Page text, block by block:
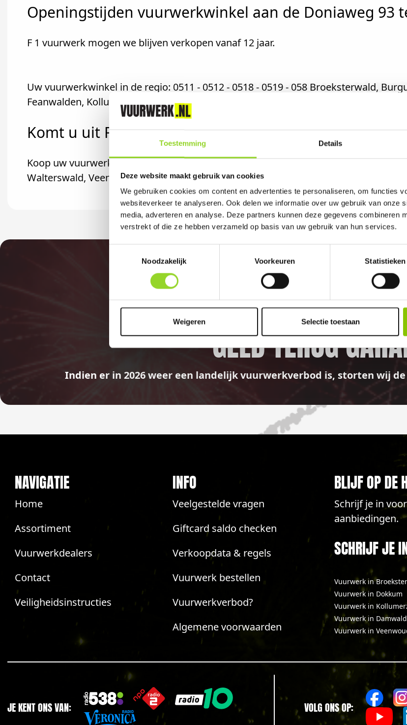
Toestemming Details
Deze website maakt gebruik van cookies
We gebruiken cookies om content en advertenties te personaliseren, om functies
websiteverkeer te analyseren. Ook delen we informatie over uw gebruik van onze
media, adverteren en analyse. Deze partners kunnen deze gegevens combineren
verstrekt of die ze hebben verzameld op basis van uw gebruik van hun services.
Noodzakelijk
Voorkeuren Statistieken
Weigeren Selectie toestaan
Openingstijden vuurwerkwinkel aan de Doniaweg 93
F 1 vuurwerk mogen we blijven verkopen vanaf 12 jaar.
Uw vuurwerkwinkel in de regio: 0511 - 0512 - 0518 - 0519 - 058 Broeksterwald,
Feanwalden, Kollumerzwaag, Rinsumageest en Walterswald enz.
Komt u uit Rinsumageest?
Koop uw vuurwerk dan bij Romo Rijwielen in Damwoude. U bent van harte
Walterswald, Veenwouden of Rinsumageest komt.
100%
GELD TERUG
Indien er in 2026 weer een landelijk vuurwerkverbod is, storten wij
NAVIGATIE
Home
Assortiment
Vuurwerkdealers
Contact
Veiligheidsinstructies
INFO
Veelgestelde vragen
Giftcard saldo checken
Verkoopdata & regels
Vuurwerk bestellen
Vuurwerkverbod?
Algemene voorwaarden
BLIJF OP DE
Schrijf je in
aanbiedingen.
SCHRIJF JE
Vuurwerk in
Vuurwerk in Dokkum
Vuurwerk in
Vuurwerk in Damwald
Vuurwerk in
JE KENT ONS VAN: VOLG ONS OP: